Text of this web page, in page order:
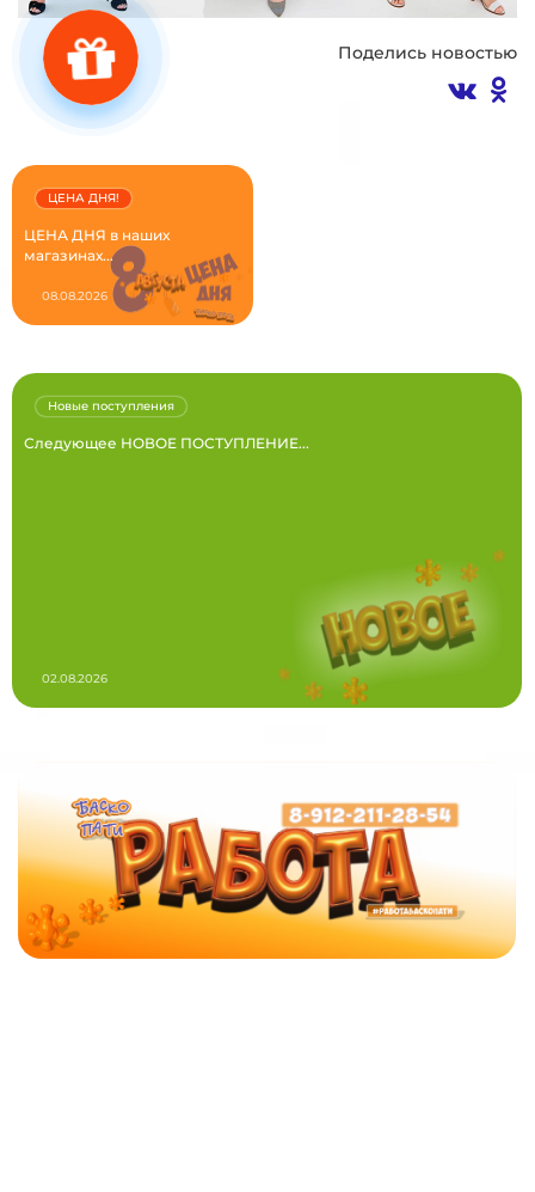
Поделись новостью
ЦЕНА ДНЯ в наших
магазинах...
ЦЕНА ДНЯ!
08.08.2026
Следующее НОВОЕ ПОСТУПЛЕНИЕ...
Новые поступления
02.08.2026